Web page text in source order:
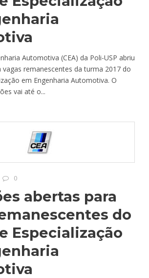
Automotiva (CEA) da Poli-USP abriu
vagas remanescentes da turma 2017 do
em Engenharia Automotiva. O
vai até o...
0
abertas para
do
Especialização